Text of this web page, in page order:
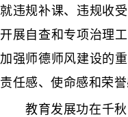
就违规补课、违规收
开展自查和专项治理
加强师德师风建设的
责任感、使命感和荣誉
教育发展功在千秋